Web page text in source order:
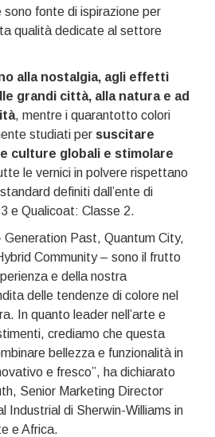
sono fonte di ispirazione per
qualità dedicate al settore
alla nostalgia, agli effetti
grandi città, alla natura e ad
, mentre i quarantotto colori
studiati per suscitare
culture globali e stimolare
le vernici in polvere rispettano
definiti dall’ente di
e Qualicoat: Classe 2.
Generation Past, Quantum City,
Community – sono il frutto
e della nostra
delle tendenze di colore nel
In quanto leader nell’arte e
crediamo che questa
bellezza e funzionalità in
e fresco”, ha dichiarato
Senior Marketing Director
Industrial di Sherwin-Williams in
e Africa.